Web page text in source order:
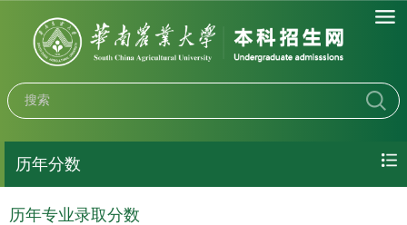
历年分数
历年专业录取分数